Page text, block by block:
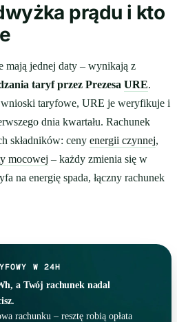
prądu i kto
mają jednej daty – wynikają z
taryf przez Prezesa URE.
wnioski taryfowe, URE je weryfikuje i
dnia kwartału. Rachunek
składników: ceny energii czynnej,
mocowej – każdy zmienia się w
na energię spada, łączny rachunek
W 24H
a Twój rachunek nadal
rachunku – resztę robią opłata